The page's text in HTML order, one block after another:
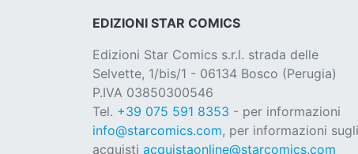
EDIZIONI STAR COMICS
Edizioni Star Comics s.r.l. strada delle
Selvette, 1/bis/1 - 06134 Bosco (Perugia)
P.IVA 03850300546
Tel. +39 075 591 8353 - per informazioni
info@starcomics.com, per informazioni sugli
acquisti acquistaonline@starcomics.com